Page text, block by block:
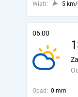
Wiatr:
5
06:00
Opad: 0 mm